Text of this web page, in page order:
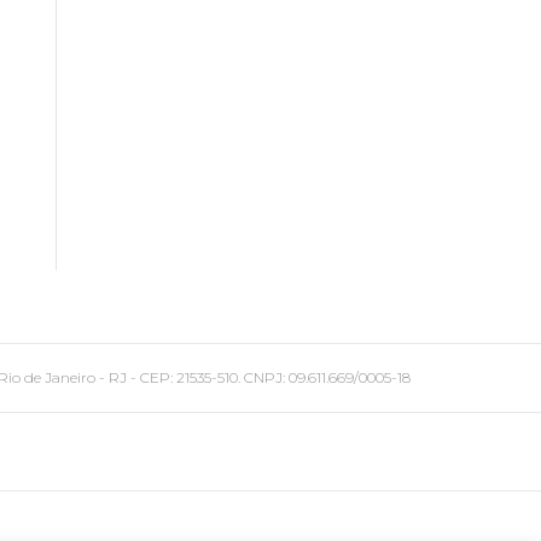
Janeiro - RJ - CEP: 21535-510. CNPJ: 09.611.669/0005-18